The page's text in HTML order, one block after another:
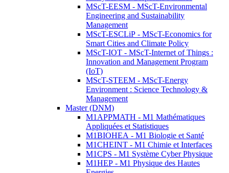
MScT-EESM - MScT-Environmental
Engineering and Sustainability
Management
MScT-ESCLiP - MScT-Economics for
Smart Cities and Climate Policy
MScT-IOT - MScT-Internet of Things :
Innovation and Management Program
(IoT)
MScT-STEEM - MScT-Energy
Environment : Science Technology &
Management
Master (DNM)
M1APPMATH - M1 Mathématiques
Appliquées et Statistiques
M1BIOHEA - M1 Biologie et Santé
M1CHEINT - M1 Chimie et Interfaces
M1CPS - M1 Système Cyber Physique
M1HEP - M1 Physique des Hautes